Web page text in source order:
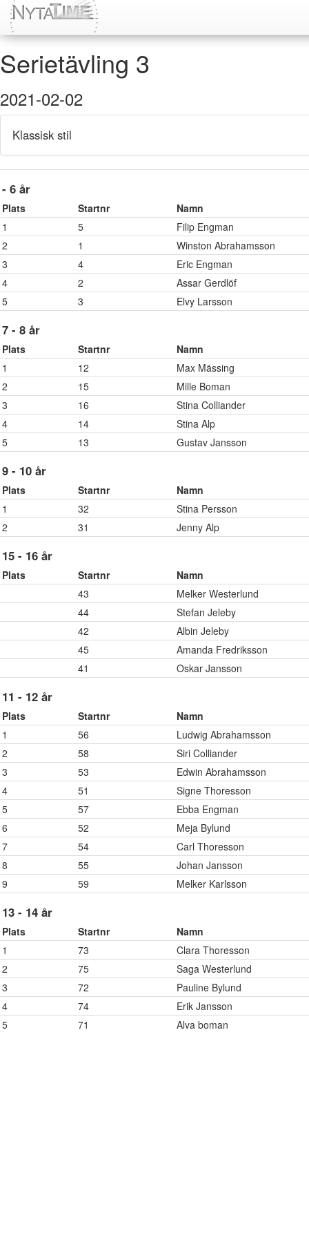
Serietävling 3
2021-02-02
Klassisk stil
- 6 år
Plats Startnr
Namn
1
5
Filip Engman
2
1
Winston Abrahamsson
3
4
Eric Engman
4
2
Assar Gerdlöf
5
3 Elvy Larsson
7 - 8 år
Plats Startnr
Namn
1
12
Max Mässing
2
15
Mille Boman
3
16
Stina Colliander
4
14
Stina Alp
5
13 Gustav Jansson
9 - 10 år
Plats Startnr
Namn
1
32
Stina Persson
2
31 Jenny Alp
15 - 16 år
Plats Startnr
Namn
43
Melker Westerlund
44
Stefan Jeleby
42
Albin Jeleby
45
Amanda Fredriksson
41
Oskar Jansson
11 - 12 år
Plats Startnr
Namn
1
56
Ludwig Abrahamsson
2
58
Siri Colliander
3
53
Edwin Abrahamsson
4
51
Signe Thoresson
5
57
Ebba Engman
6
52
Meja Bylund
7
54
Carl Thoresson
8
55
Johan Jansson
9
59 Melker Karlsson
13 - 14 år
Plats Startnr
Namn
1
73
Clara Thoresson
2
75
Saga Westerlund
3
72
Pauline Bylund
4
74
Erik Jansson
5
71 Alva boman